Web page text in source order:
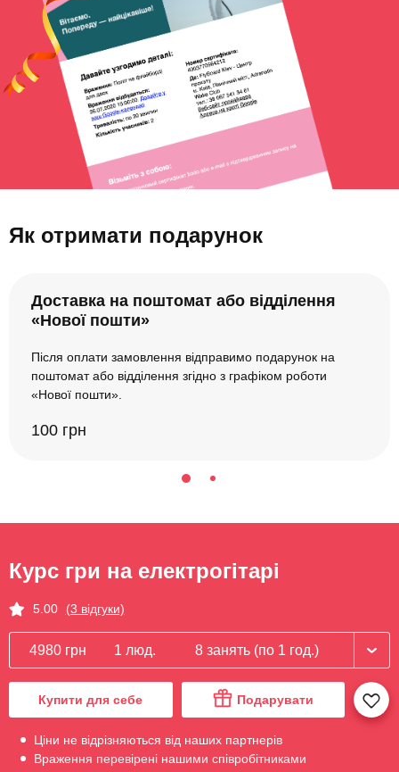
Як отримати подарунок
Доставка на поштомат або відділення
«Нової пошти»
Після оплати замовлення відправимо подарунок на
поштомат або відділення згідно з графіком роботи
«Нової пошти».
100 грн
Курс гри на електрогітарі
5.00 (3 відгуки)
4980 грн 1 люд. 8 занять (по 1 год.)
Купити для себе Подарувати
Ціни не відрізняються від наших партнерів
Враження перевірені нашими співробітниками